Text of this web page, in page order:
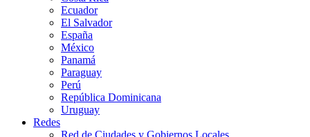
Ecuador
El Salvador
España
México
Panamá
Paraguay
Perú
República Dominicana
Uruguay
Redes
Red de Ciudades y Gobiernos Locales